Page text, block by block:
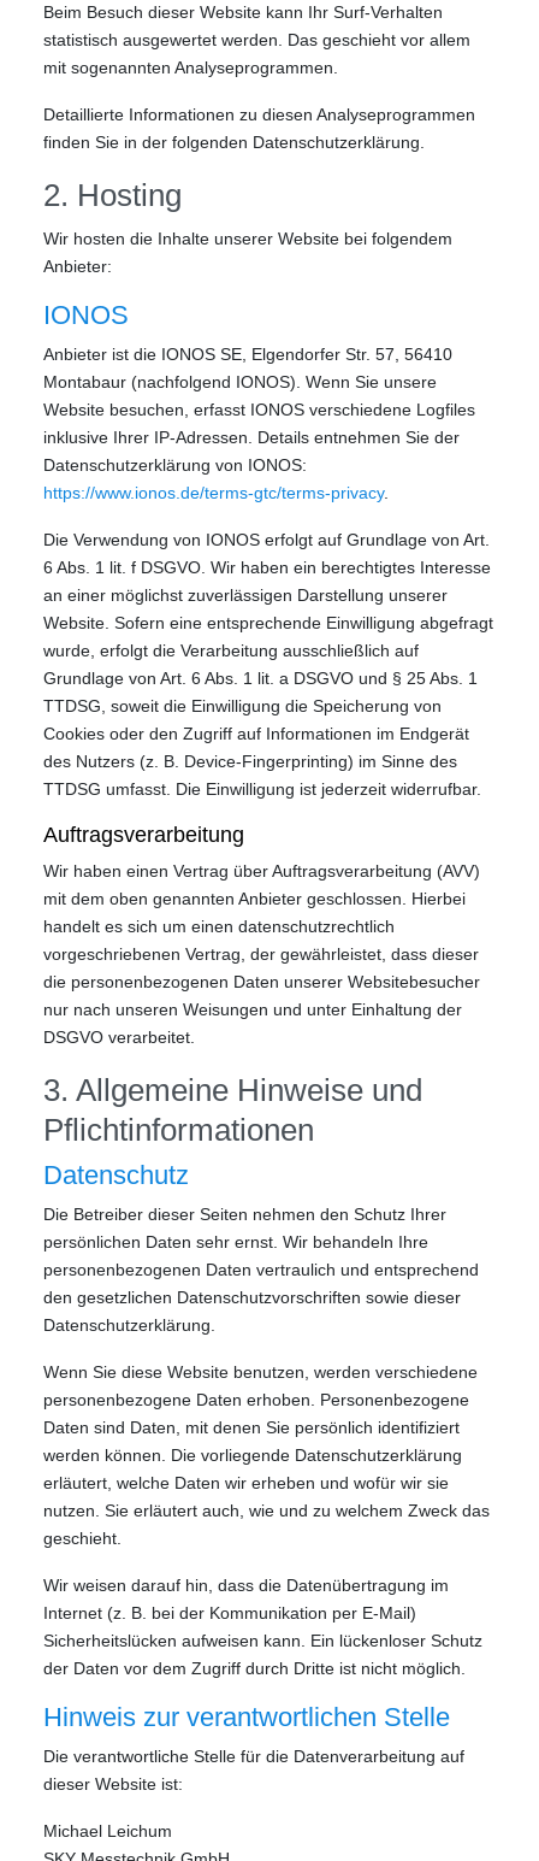
Beim Besuch dieser Website kann Ihr Surf-Verhalten
statistisch ausgewertet werden. Das geschieht vor allem
mit sogenannten Analyseprogrammen.
Detaillierte Informationen zu diesen Analyseprogrammen
finden Sie in der folgenden Datenschutzerklärung.
2. Hosting
Wir hosten die Inhalte unserer Website bei folgendem
Anbieter:
IONOS
Anbieter ist die IONOS SE, Elgendorfer Str. 57, 56410
Montabaur (nachfolgend IONOS). Wenn Sie unsere
Website besuchen, erfasst IONOS verschiedene Logfiles
inklusive Ihrer IP-Adressen. Details entnehmen Sie der
Datenschutzerklärung von IONOS:
https://www.ionos.de/terms-gtc/terms-privacy.
Die Verwendung von IONOS erfolgt auf Grundlage von Art.
6 Abs. 1 lit. f DSGVO. Wir haben ein berechtigtes Interesse
an einer möglichst zuverlässigen Darstellung unserer
Website. Sofern eine entsprechende Einwilligung abgefragt
wurde, erfolgt die Verarbeitung ausschließlich auf
Grundlage von Art. 6 Abs. 1 lit. a DSGVO und § 25 Abs. 1
TTDSG, soweit die Einwilligung die Speicherung von
Cookies oder den Zugriff auf Informationen im Endgerät
des Nutzers (z. B. Device-Fingerprinting) im Sinne des
TTDSG umfasst. Die Einwilligung ist jederzeit widerrufbar.
Auftragsverarbeitung
Wir haben einen Vertrag über Auftragsverarbeitung (AVV)
mit dem oben genannten Anbieter geschlossen. Hierbei
handelt es sich um einen datenschutzrechtlich
vorgeschriebenen Vertrag, der gewährleistet, dass dieser
die personenbezogenen Daten unserer Websitebesucher
nur nach unseren Weisungen und unter Einhaltung der
DSGVO verarbeitet.
3. Allgemeine Hinweise und
Pflicht­informationen
Datenschutz
Die Betreiber dieser Seiten nehmen den Schutz Ihrer
persönlichen Daten sehr ernst. Wir behandeln Ihre
personenbezogenen Daten vertraulich und entsprechend
den gesetzlichen Datenschutzvorschriften sowie dieser
Datenschutzerklärung.
Wenn Sie diese Website benutzen, werden verschiedene
personenbezogene Daten erhoben. Personenbezogene
Daten sind Daten, mit denen Sie persönlich identifiziert
werden können. Die vorliegende Datenschutzerklärung
erläutert, welche Daten wir erheben und wofür wir sie
nutzen. Sie erläutert auch, wie und zu welchem Zweck das
geschieht.
Wir weisen darauf hin, dass die Datenübertragung im
Internet (z. B. bei der Kommunikation per E-Mail)
Sicherheitslücken aufweisen kann. Ein lückenloser Schutz
der Daten vor dem Zugriff durch Dritte ist nicht möglich.
Hinweis zur verantwortlichen Stelle
Die verantwortliche Stelle für die Datenverarbeitung auf
dieser Website ist:
Michael Leichum